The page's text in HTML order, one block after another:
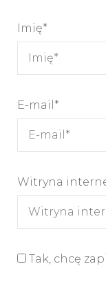
Imię*
E-mail *
Witryna
Tak, chcę